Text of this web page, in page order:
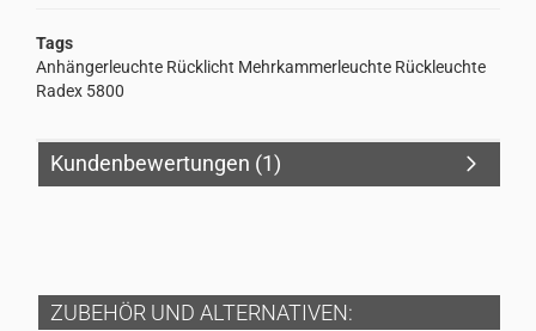
Tags
Anhängerleuchte Rücklicht Mehrkammerleuchte Rückleuchte
Radex 5800
Kundenbewertungen (1)
ZUBEHÖR UND ALTERNATIVEN: